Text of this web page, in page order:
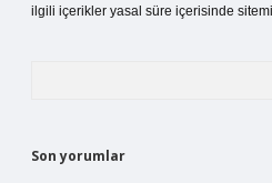
ilgili içerikler yasal süre içerisinde
Son yorumlar